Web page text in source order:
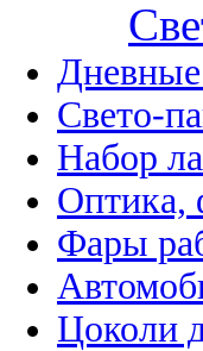
Свето-
Набор
Оптика,
Фары
Цоколи